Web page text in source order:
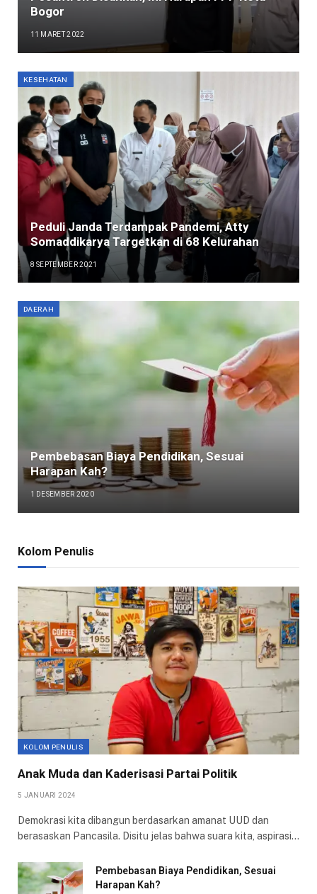
Bogor
11 MARET 2022
KESEHATAN
Peduli Janda Terdampak Pandemi, Atty
Somaddikarya Targetkan di 68 Kelurahan
8 SEPTEMBER 2021
DAERAH
Pembebasan Biaya Pendidikan, Sesuai
Harapan Kah?
1 DESEMBER 2020
Kolom Penulis
KOLOM PENULIS
Anak Muda dan Kaderisasi Partai Politik
5 JANUARI 2024
Demokrasi kita dibangun berdasarkan amanat UUD dan
berasaskan Pancasila. Disitu jelas bahwa suara kita, aspirasi…
Pembebasan Biaya Pendidikan, Sesuai
Harapan Kah?